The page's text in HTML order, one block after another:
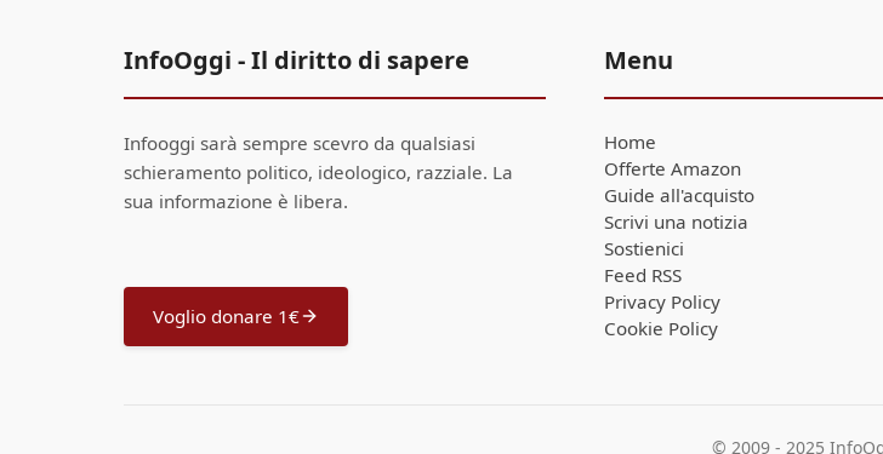
InfoOggi - Il diritto di sapere
Infooggi sarà sempre scevro da qualsiasi
schieramento politico, ideologico, razziale. La
sua informazione è libera.
Voglio donare 1€
Menu
Home
Offerte Amazon
Guide all'acquisto
Scrivi una notizia
Sostienici
Feed RSS
Privacy Policy
Cookie Policy
© 2009 - 2025